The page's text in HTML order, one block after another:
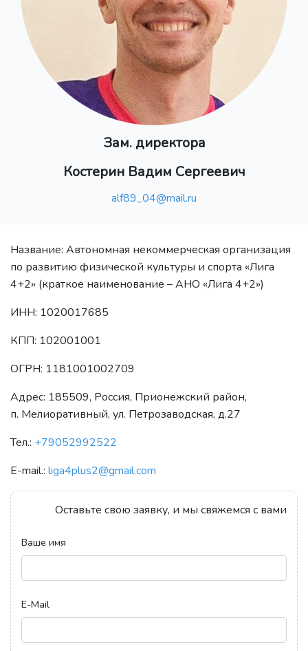
Зам. директора
Костерин Вадим Сергеевич
alf89_04@mail.ru
Название: Автономная некоммерческая организация
по развитию физической культуры и спорта «Лига
4+2» (краткое наименование – АНО «Лига 4+2»)
ИНН: 1020017685
КПП: 102001001
ОГРН: 1181001002709
Адрес: 185509, Россия, Прионежский район,
п. Мелиоративный, ул. Петрозаводская, д.27
Тел.: +79052992522
E-mail.: liga4plus2@gmail.com
Оставьте свою заявку, и мы свяжемся с вами
Ваше имя
E-Mail